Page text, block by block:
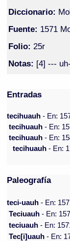
Diccionario:
Fuente: 1571
Folio: 25r
Notas: [4] ---
Entradas
tecihuauh- En:
tecihuauh- En:
tecihuauh- En:
tecihuauh- En:
Paleografía
teci-uauh - En:
Teciuauh - En:
teciuauh - En:
Tec[i]uauh - En: